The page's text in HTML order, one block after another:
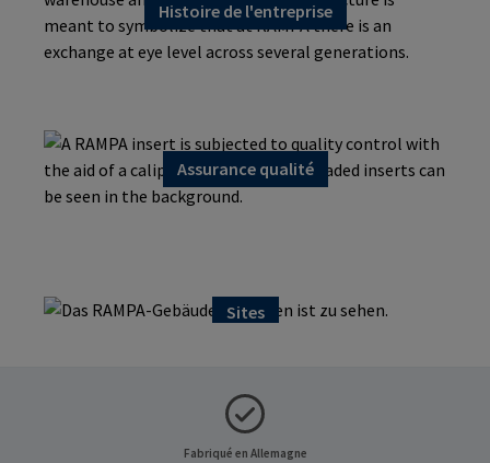
Histoire de l'entreprise
Assurance qualité
Sites
Fabriqué en Allemagne